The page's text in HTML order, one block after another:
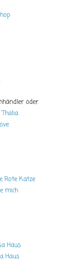
oder
Thalia
mich
Haus